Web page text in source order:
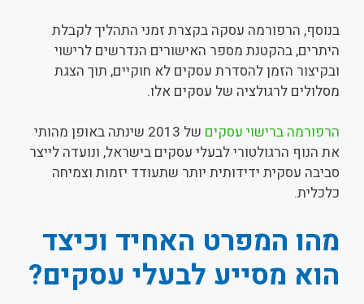
בנוסף, הרפורמה עסקה בקצרת זמני התהליך לקבלת
היתרים, בהקטנת מספר האישורים הנדרשים לרישוי
ובקיצור הזמן להסדרת עסקים לא חוקיים, תוך הצגת
מסלולים לרגולציה של עסקים אלו.
הרפורמה ברישוי עסקים
של 2013 שינתה באופן מהותי
את הנוף הרגולטורי לבעלי עסקים בישראל, ונועדה לייצר
סביבה עסקית ידידותית יותר שתעודד יזמות וצמיחה
כלכלית.
מהו המפרט האחיד וכיצד
הוא מסייע לבעלי עסקים?